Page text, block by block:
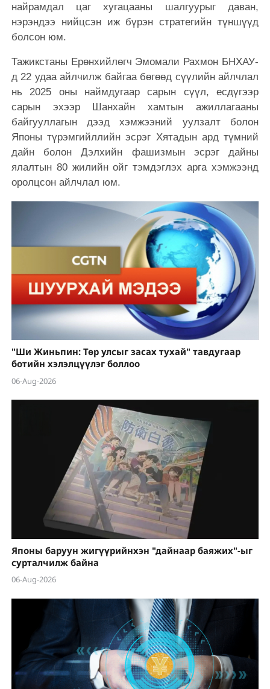
найрамдал цаг хугацааны шалгуурыг даван,
нэрэндээ нийцсэн иж бүрэн стратегийн түншүүд
болсон юм.
Тажикстаны Ерөнхийлөгч Эмомали Рахмон БНХАУ-
д 22 удаа айлчилж байгаа бөгөөд сүүлийн айлчлал
нь 2025 оны наймдугаар сарын сүүл, есдүгээр
сарын эхээр Шанхайн хамтын ажиллагааны
байгууллагын дээд хэмжээний уулзалт болон
Японы түрэмгийллийн эсрэг Хятадын ард түмний
дайн болон Дэлхийн фашизмын эсрэг дайны
ялалтын 80 жилийн ойг тэмдэглэх арга хэмжээнд
оролцсон айлчлал юм.
"Ши Жиньпин: Төр улсыг засах тухай" тавдугаар
ботийн хэлэлцүүлэг боллоо
06-Aug-2026
Японы баруун жигүүрийнхэн "дайнаар баяжих"-ыг
сурталчилж байна
06-Aug-2026